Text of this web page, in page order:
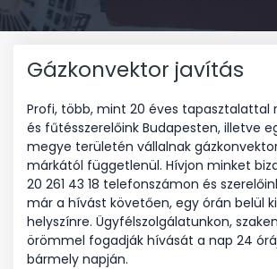
Gázkonvektor javítás
Profi, több, mint 20 éves tapasztalattal
és fűtésszerelőink Budapesten, illetve
megye területén vállalnak
márkától függetlenül. Hívjon minket
20 261 43 18 telefonszámon és
már a hívást követően, egy órán belül
helyszínre. Ügyfélszolgálatunkon,
örömmel fogadják hívását a nap 24
bármely napján.